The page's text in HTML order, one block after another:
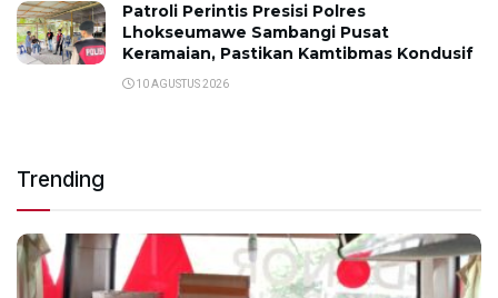
Patroli Perintis Presisi Polres
Lhokseumawe Sambangi Pusat
Keramaian, Pastikan Kamtibmas Kondusif
10 AGUSTUS 2026
Trending